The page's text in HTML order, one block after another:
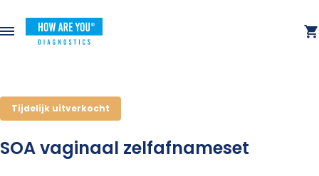
Tijdelijk uitverkocht
SOA vaginaal zelfafnameset